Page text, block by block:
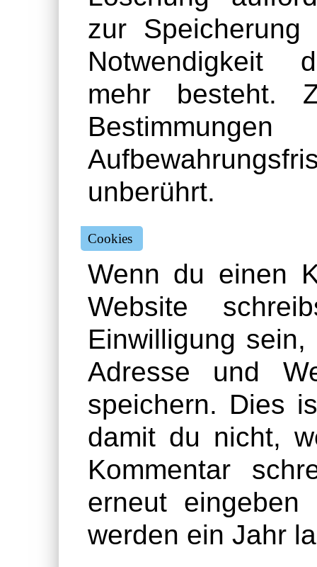
zur
Notwendigkeit
mehr besteht.
unberührt.
Cookies
Wenn du einen
Website
Einwilligung
Adresse und
speichern. Dies
damit du nicht,
Kommentar
erneut
werden ein Jahr